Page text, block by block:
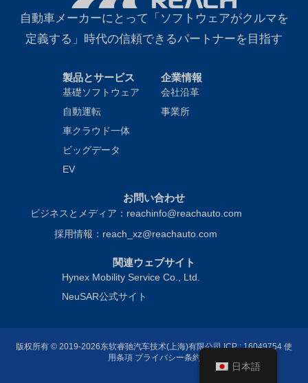
自動車メーカーにとって「ソフトウェアがクルマを
定義する」時代の信頼できるパートナーを目指す
製品とサービス
基礎ソフトウェア
自動運転
車クラウド一体
ビッグデータ
EV
企業情報
会社沿革
事業所
お問い合わせ
ビジネスとメディア：reachinfo@reachauto.com
採用情報：reach_xz@reachauto.com
関連ウェブサイト
Hynex Mobility Service Co., Ltd.
NeuSAR公式サイト
版权所有 © 2019-2026东软睿驰汽车技术(上海)有限公司ICP : 16049754 使
用条項 プライバシー条約
日本語